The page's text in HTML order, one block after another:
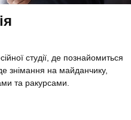
студії, де познайомиться
знімання на майданчику,
та ракурсами.